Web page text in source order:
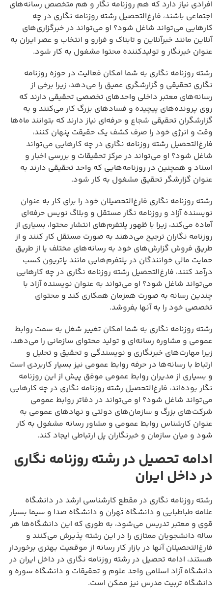
افرادی نیاز دارد که هم روزنامه نگار و هم متخصص رسانه‌های
اجتماعی باشند، فارغ‌التحصیل رشته روزنامه نگاری در چه
کارهایی می‌تواند شاغل شود؟ او می‌تواند در خبرگزاری‌های
آنلاین مانند خبرآنلاین و تابناک و فرارو و انتخاب و عصر ایران به
عنوان خبرنگار و تولیدکننده محتوا مشغول به کار شود.
رشته روزنامه نگاری به شما امکان فعالیت در حوزه روزنامه
نگاری تحقیقی و گزارشگری عمیق را می‌دهد، زیرا برخی از
رسانه‌های معتبر داخلی واحدهای تخصصی تحقیقی دارند که
روی پرونده‌های پیچیده و فسادهای بزرگ کار می‌کنند و به
گزارشگران تحقیقی شجاع و حرفه‌ای نیاز دارند که بتوانند ماه‌ها
وقت و انرژی خود را صرف کشف یک حقیقت پنهان کنند،
فارغ‌التحصیل رشته روزنامه نگاری در چه کارهایی می‌تواند
شاغل شود؟ او می‌تواند در مرکز تحقیقات و بررسی اخبار و
اسناد و همچنین در روزنامه‌هایی که واحد تحقیقی دارند به
عنوان گزارشگر تحقیق مشغول به کار شود.
رشته روزنامه نگاری فارغ‌التحصیلان خود را برای کار به عنوان
نویسنده آزاد و روزنامه نگار مستقل و وبلاگ نویس حرفه‌ای
آماده می‌کند، زیرا با ظهور پلتفرم‌های انتشار محتوا، بسیاری از
روزنامه نگاران ترجیح می‌دهند به صورت مستقل کار کنند و از
طریق فروش گزارش‌های خود به رسانه‌های مختلف یا از طریق
حمایت مالی خوانندگان در پلتفرم‌هایی مانند پاتریون کسب
درآمد کنند، فارغ‌التحصیل رشته روزنامه نگاری در چه کارهایی
می‌تواند شاغل شود؟ او می‌تواند به عنوان نویسنده آزاد با
چندین رسانه به صورت همزمان همکاری کند و محتوای
تخصصی خود را به آنها بفروشد.
رشته روزنامه نگاری به شما امکان تغییر شغل به سمت روابط
عمومی و مشاوره رسانه‌ای و تولید محتوای سازمانی را می‌دهد،
زیرا مهارت‌های خبرنگاری و نویسندگی و تحقیق و تحلیل و
ارتباط با رسانه‌ها در حرفه روابط عمومی نیز بسیار کاربردی است
و بسیاری از مدیران روابط عمومی موفق پیش از این روزنامه
نگار بوده‌اند، فارغ‌التحصیل رشته روزنامه نگاری در چه کارهایی
می‌تواند شاغل شود؟ او می‌تواند در دفاتر روابط عمومی
شرکت‌های بزرگ و سازمان‌های دولتی و نهادهای عمومی به
عنوان کارشناس روابط عمومی و مشاور رسانه مشغول به کار
شود و میان سازمان و خبرنگاران پل ارتباطی ایجاد کند.
ادامه تحصیل در رشته روزنامه نگاری
در داخل ایران
رشته روزنامه نگاری در مقطع کارشناسی ارشد در دانشگاه
علامه طباطبایی و دانشگاه تهران و دانشگاه صدا و سیما بسیار
قوی و معتبر تدریس می‌شود، به طوری که این دانشگاه‌ها هر
ساله دانشجویان ممتازی را در این رشته پذیرش می‌کنند و
فارغ‌التحصیلان آنها در بازار کار رسانه از موقعیت بهتری برخوردار
هستند، ادامه تحصیل در رشته روزنامه نگاری در داخل ایران در
دانشگاه آزاد اسلامی واحد علوم و تحقیقات و دانشگاه سوره و
دانشگاه تربیت مدرس نیز ممکن است.